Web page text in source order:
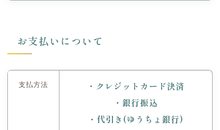
お支払いについて
支払方法
・クレジットカード決済
・銀行振込
・代引き(ゆうちょ銀行)